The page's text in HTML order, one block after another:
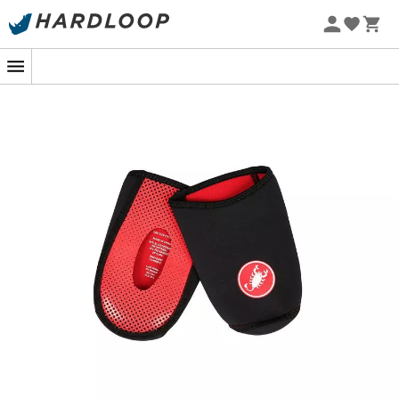
Promoções de verão 🔥 -5% EXTRA a partir de 2 produtos*